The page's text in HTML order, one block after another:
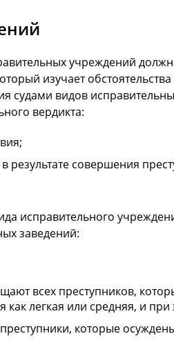
учреждений
изучает
судами видов
вердикта:
совершения
исправительного
заведений:
всех преступников,
как легкая или средняя, и
которые